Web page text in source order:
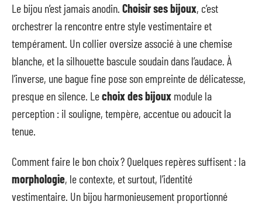
Le bijou n’est jamais anodin. Choisir ses bijoux, c’est
orchestrer la rencontre entre style vestimentaire et
tempérament. Un collier oversize associé à une chemise
blanche, et la silhouette bascule soudain dans l’audace. À
l’inverse, une bague fine pose son empreinte de délicatesse,
presque en silence. Lechoix des bijoux module la
perception : il souligne, tempère, accentue ou adoucit la
tenue.
Comment faire le bon choix ? Quelques repères suffisent : la
morphologie, le contexte, et surtout, l’identité
vestimentaire. Un bijou harmonieusement proportionné